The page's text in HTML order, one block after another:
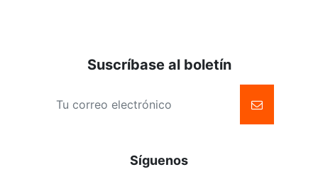
Suscríbase al boletín
Síguenos